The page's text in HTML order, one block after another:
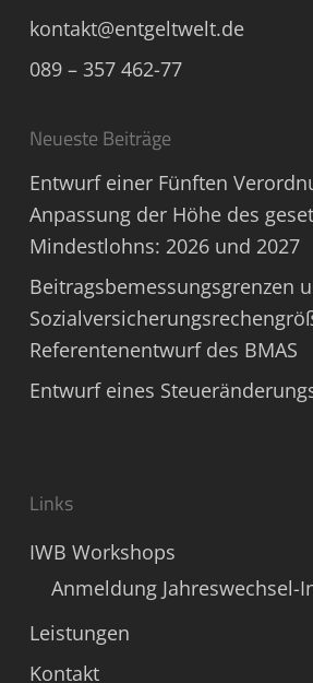
kontakt@entgeltwelt.de
089 – 357 462-77
Neueste Beiträge
Entwurf einer Fünften
Anpassung der Höhe des
Mindestlohns: 2026 und 2027
Beitragsbemessungsgrenzen
Referentenentwurf des BMAS
Entwurf eines
Links
IWB Workshops
Anmeldung Jahreswechsel-
Leistungen
Kontakt